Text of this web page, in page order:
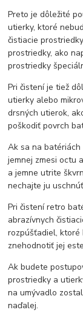
Preto je dôležité
utierky, ktoré
čistiacie
prostriedky, ako
prostriedky
Pri čistení je tiež
utierky alebo
drsných utierok,
poškodiť povrch
Ak sa na batériách
jemnej zmesi octu
a jemne utrite
nechajte ju
Pri čistení retro
abrazívnych
rozpúšťadiel, ktoré
znehodnotiť jej
Ak budete
prostriedky a
na umývadlo
naďalej.